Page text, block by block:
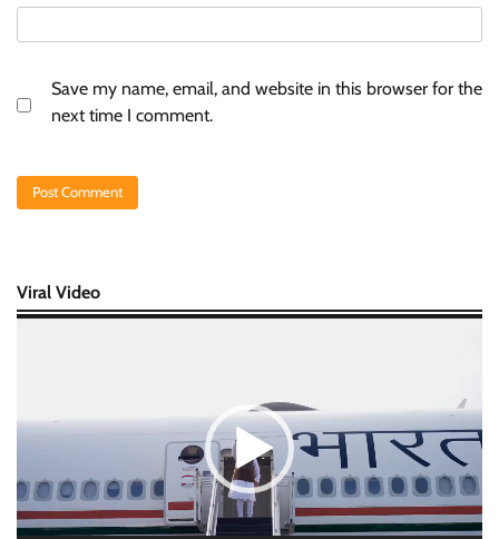
Save my name, email, and website in this browser for the
next time I comment.
Viral Video